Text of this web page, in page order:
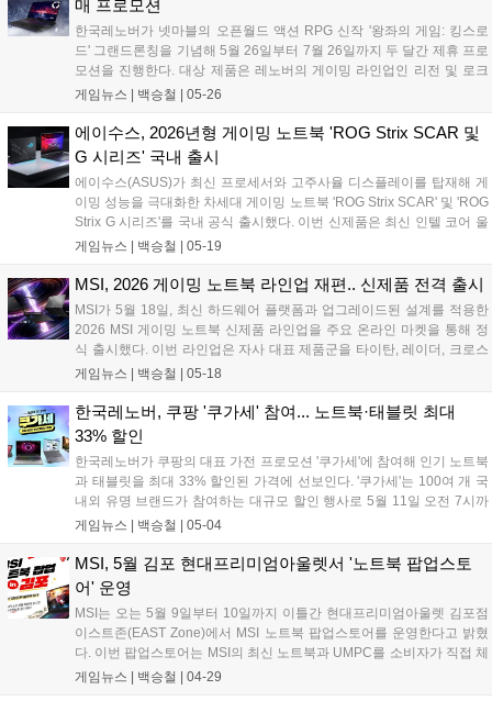
매 프로모션
한국레노버가 넷마블의 오픈월드 액션 RPG 신작 '왕좌의 게임: 킹스로
드' 그랜드론칭을 기념해 5월 26일부터 7월 26일까지 두 달간 제휴 프로
모션을 진행한다. 대상 제품은 레노버의 게이밍 라인업인 리전 및 로크
10세대 및 11세대 전 라인업으로 국내 주요 오픈마켓에 입점한 레노버
다....
게임뉴스 | 백승철 | 05-26
에이수스, 2026년형 게이밍 노트북 'ROG Strix SCAR 및
G 시리즈' 국내 출시
에이수스(ASUS)가 최신 프로세서와 고주사율 디스플레이를 탑재해 게
이밍 성능을 극대화한 차세대 게이밍 노트북 'ROG Strix SCAR' 및 'ROG
Strix G 시리즈'를 국내 공식 출시했다. 이번 신제품은 최신 인텔 코어 울
트라 및 AMD 라이젠 프로세서를 기반으로 설계되어 AAA급 게임부터 e
조를 통해 게이머에게 흔들림 없는 프레임 방어 및 쾌적한 플레이 환경
게임뉴스 | 백승철 | 05-19
MSI, 2026 게이밍 노트북 라인업 재편.. 신제품 전격 출시
MSI가 5월 18일, 최신 하드웨어 플랫폼과 업그레이드된 설계를 적용한
2026 MSI 게이밍 노트북 신제품 라인업을 주요 온라인 마켓을 통해 정
식 출시했다. 이번 라인업은 자사 대표 제품군을 타이탄, 레이더, 크로스
헤어, 사이보그 등으로 재편한 것이 특징이다. 특히 기존 상위 등급 제품
소비자 선택의 폭을 넓혔다....
게임뉴스 | 백승철 | 05-18
한국레노버, 쿠팡 '쿠가세' 참여... 노트북·태블릿 최대
33% 할인
한국레노버가 쿠팡의 대표 가전 프로모션 '쿠가세'에 참여해 인기 노트북
과 태블릿을 최대 33% 할인된 가격에 선보인다. '쿠가세'는 100여 개 국
내외 유명 브랜드가 참여하는 대규모 할인 행사로 5월 11일 오전 7시까
지 진행된다. 한국레노버는 이번 행사의 일환으로 오는 5월 9일 오전 7
다....
게임뉴스 | 백승철 | 05-04
MSI, 5월 김포 현대프리미엄아울렛서 '노트북 팝업스토
어' 운영
MSI는 오는 5월 9일부터 10일까지 이틀간 현대프리미엄아울렛 김포점
이스트존(EAST Zone)에서 MSI 노트북 팝업스토어를 운영한다고 밝혔
다. 이번 팝업스토어는 MSI의 최신 노트북과 UMPC를 소비자가 직접 체
험할 수 있는 오프라인 행사로, 다양한 체험 프로그램과 현장 이벤트를
게임뉴스 | 백승철 | 04-29